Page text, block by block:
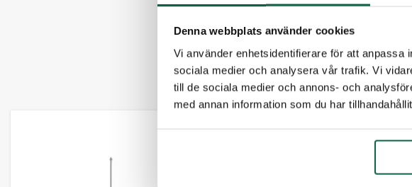
Denna webbplats använder cookies
Vi använder enhetsidentifierare för att anpassa
sociala medier och analysera vår trafik. Vi
till de sociala medier och annons- och
med annan information som du har